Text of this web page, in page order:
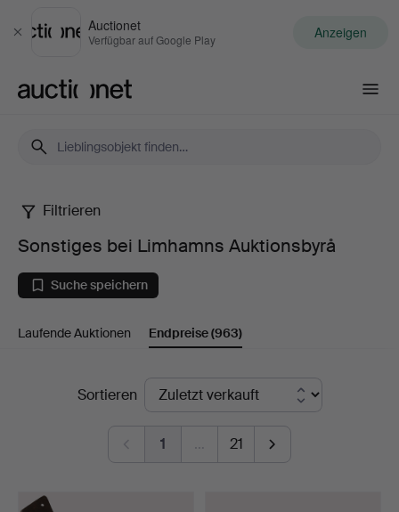
Schließen
Auctionet
Verfügbar auf Google Play Anzeigen
Sonstiges
bei
Limhamns
Auktionsbyrå
Filtrieren
Sonstiges bei Limhamns Auktionsbyrå
Suche speichern
Laufende Auktionen Endpreise(963)
EndpreiseSortieren
1 … 21